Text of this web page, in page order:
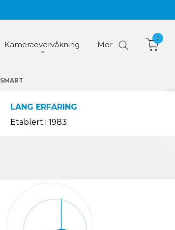
Kameraovervåkning Mer
0
SMART
LANG ERFARING
Etablert i 1983